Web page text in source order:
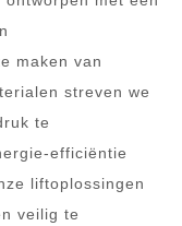
maken van
streven we
te
efficiëntie
liftoplossingen
veilig te